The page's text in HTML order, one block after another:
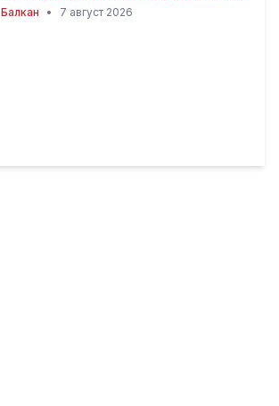
автомобили
Балкан • 7 август 2026